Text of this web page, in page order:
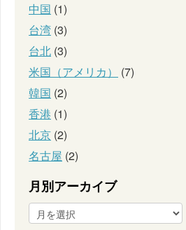
中国 (1)
台湾 (3)
台北 (3)
米国（アメリカ）
(7)
韓国 (2)
香港 (1)
北京 (2)
名古屋 (2)
月別アーカイブ